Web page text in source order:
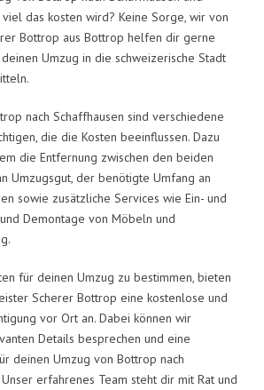
das kosten wird? Keine Sorge, wir von
Bottrop aus Bottrop helfen dir gerne
Umzug in die schweizerische Stadt
nach Schaffhausen sind verschiedene
die die Kosten beeinflussen. Dazu
die Entfernung zwischen den beiden
Umzugsgut, der benötigte Umfang an
sowie zusätzliche Services wie Ein- und
Demontage von Möbeln und
für deinen Umzug zu bestimmen, bieten
Scherer Bottrop eine kostenlose und
vor Ort an. Dabei können wir
Details besprechen und eine
deinen Umzug von Bottrop nach
erfahrenes Team steht dir mit Rat und